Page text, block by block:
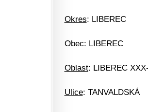
Okres: LIBEREC
Obec: LIBEREC
Oblast: LIBEREC
Ulice: TANVALDSKÁ